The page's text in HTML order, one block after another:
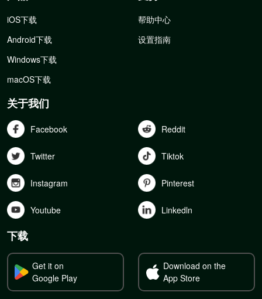
iOS下载
Android下载
Windows下载
macOS下载
帮助中心
设置指南
关于我们
Facebook Reddit
Twitter Tiktok
Instagram Pinterest
Youtube Linkedln
下载
Get it on
Google Play
Download on the
App Store